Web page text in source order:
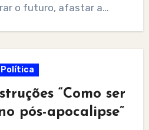
o futuro, afastar a…
Política
“Como ser
pós-apocalipse”